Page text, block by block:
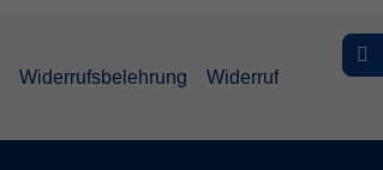
Widerrufsbelehrung Widerruf